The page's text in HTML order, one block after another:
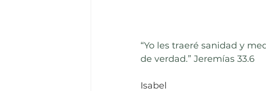
“Yo les traeré sanidad y
de verdad.” Jeremías 33.6
Isabel